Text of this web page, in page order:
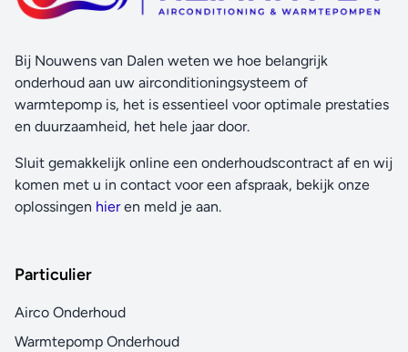
Bij Nouwens van Dalen weten we hoe belangrijk
onderhoud aan uw airconditioningsysteem of
warmtepomp is, het is essentieel voor optimale prestaties
en duurzaamheid, het hele jaar door.
Sluit gemakkelijk online een onderhoudscontract af en wij
komen met u in contact voor een afspraak, bekijk onze
oplossingen hieren meld je aan.
Particulier
Airco Onderhoud
Warmtepomp Onderhoud